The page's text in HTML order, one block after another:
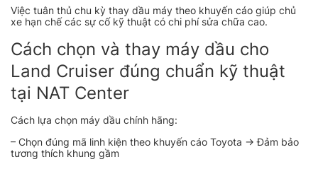
Việc tuân thủ chu kỳ thay dầu máy theo khuyến cáo giúp chủ
xe hạn chế các sự cố kỹ thuật có chi phí sửa chữa cao.
Cách chọn và thay máy dầu cho
Land Cruiser đúng chuẩn kỹ thuật
tại NAT Center
Cách lựa chọn máy dầu chính hãng:
– Chọn đúng mã linh kiện theo khuyến cáo Toyota → Đảm bảo
tương thích khung gầm